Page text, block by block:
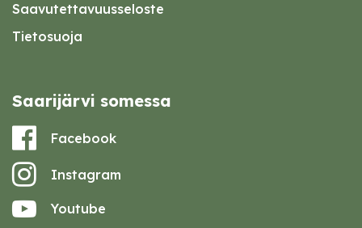
Saavutettavuusseloste
Tietosuoja
Saarijärvi somessa
Facebook
Instagram
Youtube